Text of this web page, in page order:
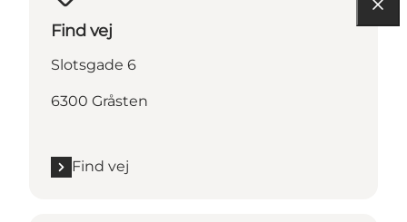
Find vej
Slotsgade 6
6300 Gråsten
Find vej